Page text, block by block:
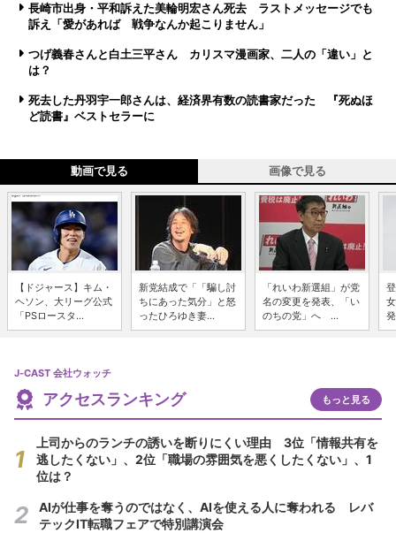
長崎市出身・平和訴えた美輪明宏さん死去 ラストメッセージでも
訴え「愛があれば 戦争なんか起こりません」
つげ義春さんと白土三平さん カリスマ漫画家、二人の「違い」と
は？
死去した丹羽宇一郎さんは、経済界有数の読書家だった 『死ぬほ
ど読書』ベストセラーに
動画で見る 画像で見る
【ドジャース】キム・
ヘソン、大リーグ公式
「PSロースタ...
新党結成で「「騙し討
ちにあった気分」と怒
ったひろゆき妻...
「れいわ新選組」が党
名の変更を発表、「い
のちの党」へ ...
J-CAST 会社ウォッチ
アクセスランキング もっと見る
上司からのランチの誘いを断りにくい理由 3位「情報共有を
逃したくない」、2位「職場の雰囲気を悪くしたくない」、1
位は？
AIが仕事を奪うのではなく、AIを使える人に奪われる レバ
テックIT転職フェアで特別講演会